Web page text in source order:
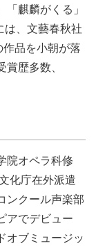
麒麟がくる」
は、文藝春秋社
品を小朝が落
歴多数、
院オペラ科修
化庁在外派遣
ンクール声楽部
アでデビュー
オブミュージッ